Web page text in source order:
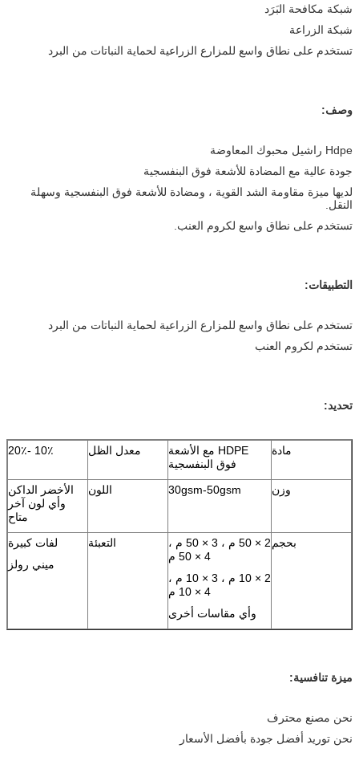
شبكة مكافحة البَرَد
شبكة الزراعة
تستخدم على نطاق واسع للمزارع الزراعية لحماية النباتات من البرد
وصف:
Hdpe راشيل محبوك المعاوضة
جودة عالية مع المضادة للأشعة فوق البنفسجية
لديها ميزة مقاومة الشد القوية ، ومضادة للأشعة فوق البنفسجية وسهلة
النقل.
تستخدم على نطاق واسع لكروم العنب.
التطبيقات:
تستخدم على نطاق واسع للمزارع الزراعية لحماية النباتات من البرد
تستخدم لكروم العنب
تحديد:
مادة
HDPE مع الأشعة
فوق البنفسجية
معدل الظل 10٪ -20٪
وزن 30gsm-50gsm اللون
الأخضر الداكن
وأي لون آخر
متاح
بحجم
2 × 50 م ، 3 × 50 م ،
4 × 50 م
2 × 10 م ، 3 × 10 م ،
4 × 10 م
وأي مقاسات أخرى
التعبئة
لفات كبيرة
ميني رولز
ميزة تنافسية:
نحن مصنع محترف
نحن توريد أفضل جودة بأفضل الأسعار